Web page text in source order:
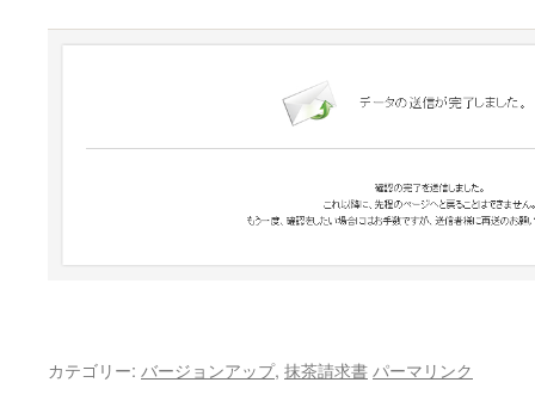
カテゴリー: バージョンアップ, 抹茶請求書パーマリンク